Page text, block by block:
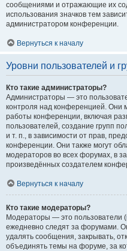
сообщениями и отражающие их
использования значков тем
администратором конференции.
Вернуться к началу
Уровни пользователей и
Кто такие администраторы?
Администраторы — это
контроля над конференцией. Они
работы конференции, включая
пользователей, создание групп
и т. п., в зависимости от прав,
конференции. Они также могут
модераторов во всех форумах, в
произведённых создателем
Вернуться к началу
Кто такие модераторы?
Модераторы — это пользователи
ежедневно следят за форумами.
удалять сообщения, закрывать,
объединять темы на форуме, за